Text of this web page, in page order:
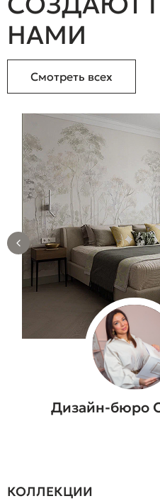
НАМИ
Смотреть всех
Arhitector_22 /
КОЛЛЕКЦИИ